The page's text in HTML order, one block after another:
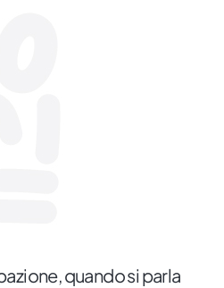
quando si parla